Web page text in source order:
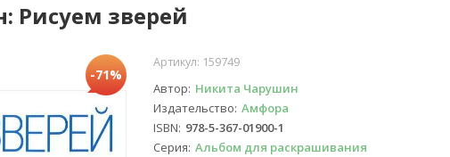
Рисуем зверей
-71%
Артикул: 159749
Автор Никита Чарушин
Издательство Амфора
ISBN 978-5-367-01900-1
Серия Альбом для раскрашивания